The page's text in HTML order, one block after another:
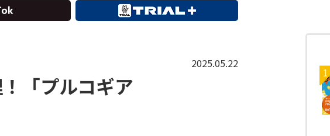
2025.05.22
「プルコギア
1